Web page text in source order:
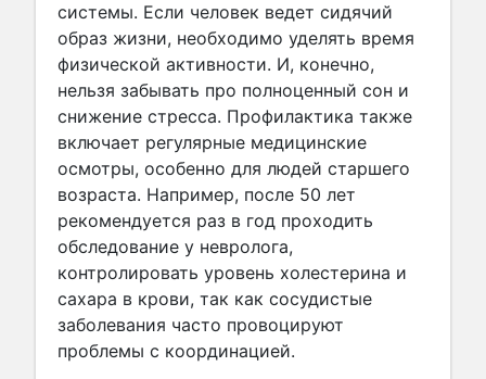
системы. Если человек ведет сидячий
образ жизни, необходимо уделять время
физической активности. И, конечно,
нельзя забывать про полноценный сон и
снижение стресса. Профилактика также
включает регулярные медицинские
осмотры, особенно для людей старшего
возраста. Например, после 50 лет
рекомендуется раз в год проходить
обследование у невролога,
контролировать уровень холестерина и
сахара в крови, так как сосудистые
заболевания часто провоцируют
проблемы с координацией.